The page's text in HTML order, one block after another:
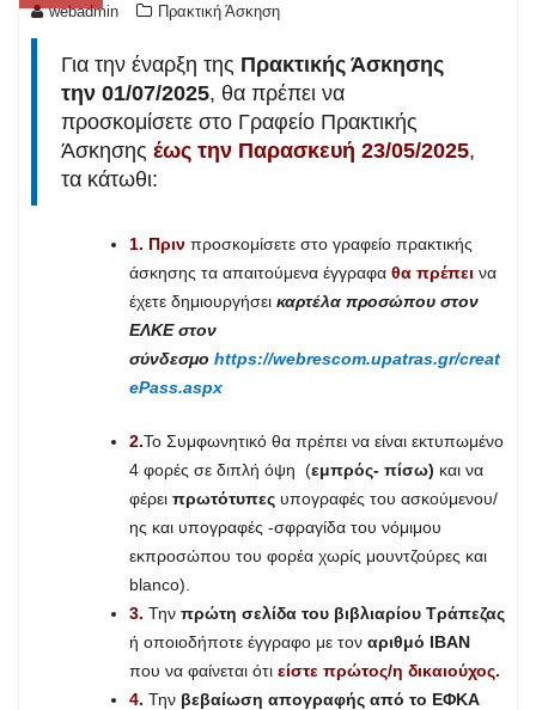
webadmin Πρακτική Άσκηση
Για την έναρξη της Πρακτικής Άσκησης
την 01/07/2025, θα πρέπει να
προσκομίσετε στο Γραφείο Πρακτικής
Άσκησης έως την Παρασκευή 23/05/2025,
τα κάτωθι:
1. Πριν προσκομίσετε στο γραφείο πρακτικής
άσκησης τα απαιτούμενα έγγραφα θα πρέπει να
έχετε δημιουργήσει καρτέλα προσώπου στον
ΕΛΚΕ στον
σύνδεσμο https://webrescom.upatras.gr/creat
ePass.aspx
2.Το Συμφωνητικό θα πρέπει να είναι εκτυπωμένο
4 φορές σε διπλή όψη (εμπρός- πίσω) και να
φέρει πρωτότυπες υπογραφές του ασκούμενου/
ης και υπογραφές -σφραγίδα του νόμιμου
εκπροσώπου του φορέα χωρίς μουντζούρες και
blanco).
3. Την πρώτη σελίδα του βιβλιαρίου Τράπεζας
ή οποιοδήποτε έγγραφο με τον αριθμό IBAN
που να φαίνεται ότι είστε πρώτος/η δικαιούχος.
4. Την βεβαίωση απογραφής από το ΕΦΚΑ